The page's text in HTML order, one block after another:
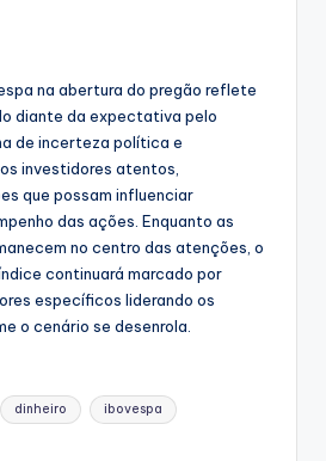
na abertura do pregão reflete
diante da expectativa pelo
de incerteza política e
investidores atentos,
que possam influenciar
das ações. Enquanto as
no centro das atenções, o
continuará marcado por
específicos liderando os
o cenário se desenrola.
dinheiro ibovespa